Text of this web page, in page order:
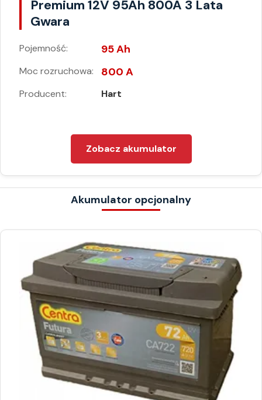
Premium 12V 95Ah 800A 3 Lata
Gwara
Pojemność: 95 Ah
Moc rozruchowa: 800 A
Producent: Hart
Zobacz akumulator
Akumulator opcjonalny